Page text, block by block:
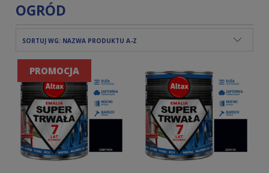
OGRÓD
SORTUJ WG: NAZWA PRODUKTU A-Z
PROMOCJA